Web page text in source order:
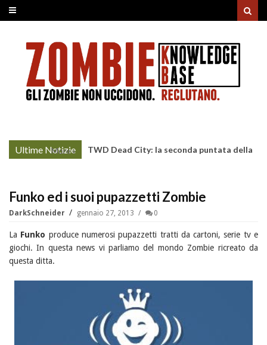
Ultime Notizie
More »
TWD Dead City: la seconda puntata della
Funko ed i suoi pupazzetti Zombie
DarkSchneider gennaio 27, 2013 0
La Funko produce numerosi pupazzetti tratti da cartoni, serie tv e
giochi. In questa news vi parliamo del mondo Zombie ricreato da
questa ditta.